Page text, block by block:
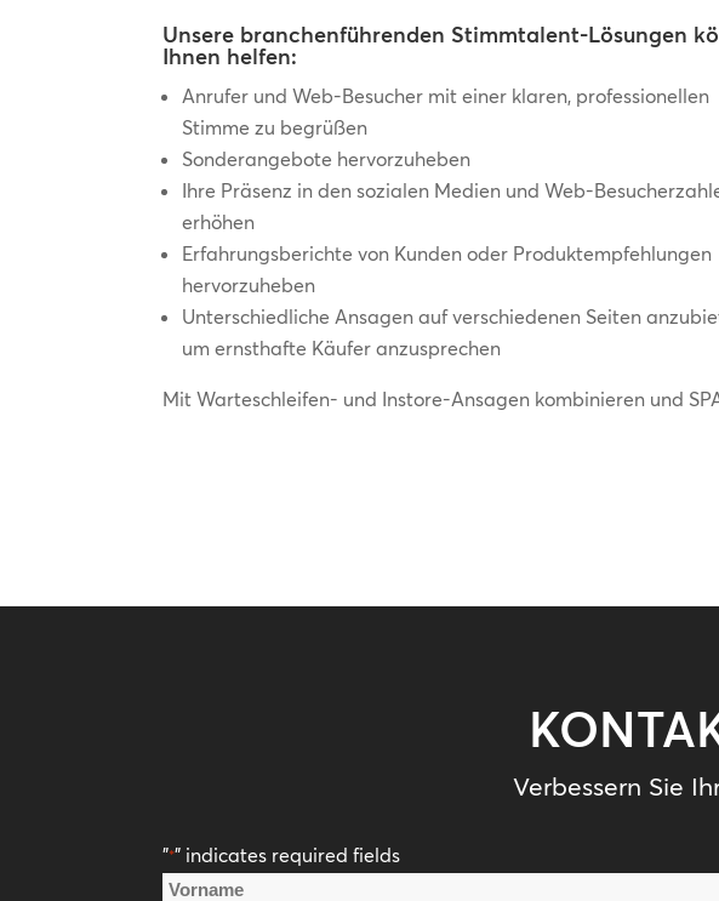
Unsere branchenführenden Stimmtalent-Lösungen
Ihnen helfen:
Anrufer und Web-Besucher mit einer klaren, professionellen
Stimme zu begrüßen
Sonderangebote hervorzuheben
Ihre Präsenz in den sozialen Medien und Web-
erhöhen
Erfahrungsberichte von Kunden oder Produktempfehlungen
hervorzuheben
Unterschiedliche Ansagen auf verschiedenen Seiten
um ernsthafte Käufer anzusprechen
Mit Warteschleifen- und Instore-Ansagen kombinieren und
Verbessern Sie
"*" indicates required fields
Name